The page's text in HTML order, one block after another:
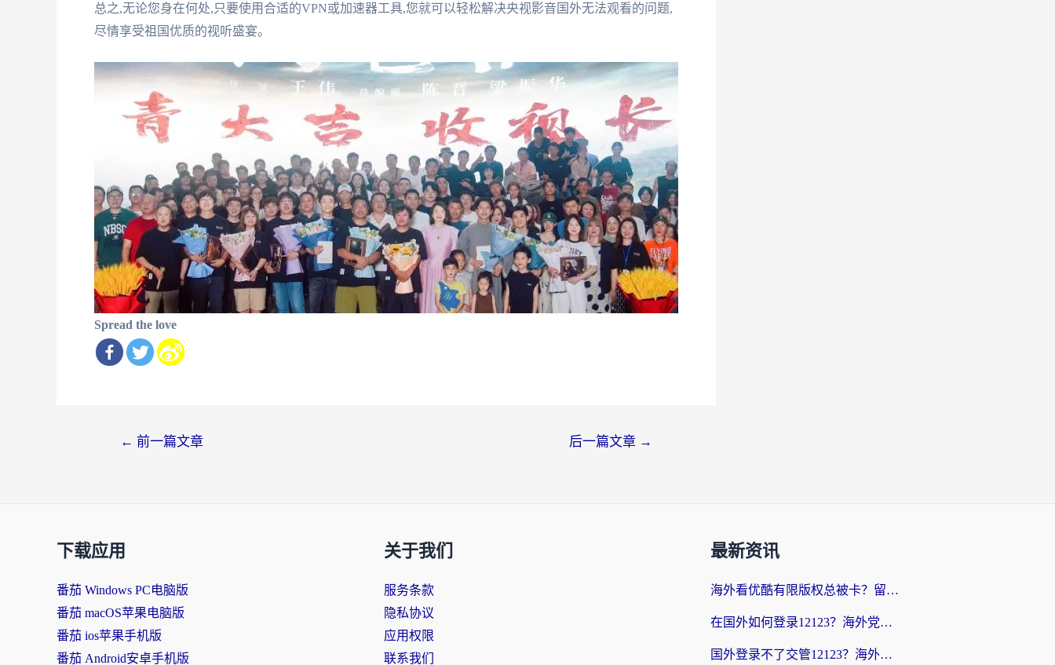
总之,无论您身在何处,只要使用合适的VPN或加速器工具,您就可以轻松解决央视影音国外无法观看的问题,
尽情享受祖国优质的视听盛宴。
Spread the love
← 前一篇文章 后一篇文章 →
下载应用
番茄 Windows PC电脑版
番茄 macOS苹果电脑版
番茄 ios苹果手机版
番茄 Android安卓手机版
关于我们
服务条款
隐私协议
应用权限
联系我们
最新资讯
海外看优酷有限版权总被卡？留学生亲测有效的回国加速器选择指南
在国外如何登录12123？海外党必备的回国加速实用指南
国外登录不了交管12123？海外华人亲测有效的回国加速器选择指南